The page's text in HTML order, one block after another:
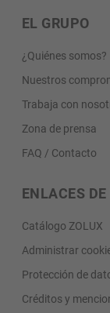
EL GRUPO
¿Quiénes somos?
Nuestros
Trabaja con
Zona de prensa
FAQ / Contacto
ENLACES
Catálogo ZOLUX
Administrar
Protección de
Créditos y